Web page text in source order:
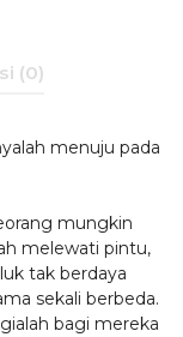
(0)
menuju pada
mungkin
melewati pintu,
tak berdaya
sekali berbeda.
bagi mereka